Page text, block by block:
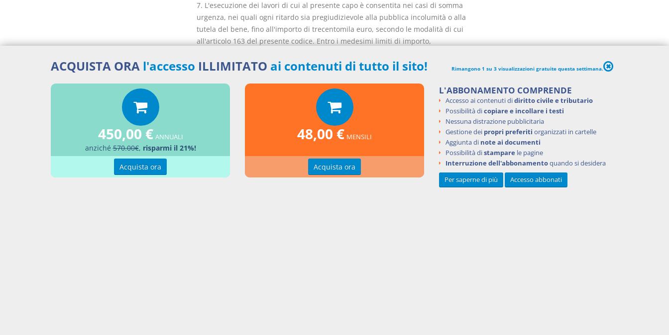
7. L'esecuzione dei lavori di cui al presente capo è consentita nei casi di somma
urgenza, nei quali ogni ritardo sia pregiudizievole alla pubblica incolumità o alla
tutela del bene, fino all'importo di trecentomila euro, secondo le modalità di cui
all'articolo 163 del presente codice. Entro i medesimi limiti di importo,
particolari tipi di intervento individuati con il decreto di cui all'articolo 146, comma
Decreto Legislativo del 2016 numero 50
ACQUISTA ORA l'accesso ILLIMITATO ai contenuti di tutto il sito! Rimangono 1 su 3 visualizzazioni gratuite questa settimana.
450,00 € ANNUALI
anziché570.00€, risparmi il 21%!
Acquista ora
48,00 € MENSILI
Acquista ora
L'ABBONAMENTO COMPRENDE
Accesso ai contenuti didiritto civile e tributario
Possibilità dicopiare e incollare i testi
Nessuna distrazione pubblicitaria
Gestione dei propri preferiti organizzati in cartelle
Aggiunta di note ai documenti
Possibilità distampare le pagine
Interruzione dell'abbonamentoquando si desidera
Per saperne di più
Accesso abbonati